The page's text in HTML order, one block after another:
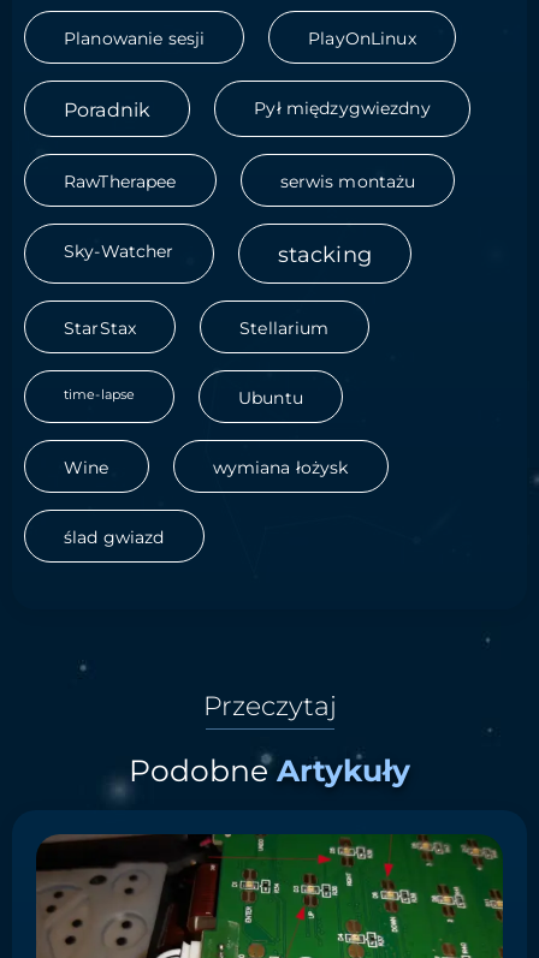
Planowanie sesji PlayOnLinux
Poradnik Pył międzygwiezdny
RawTherapee serwis montażu
Sky-Watcher stacking
StarStax Stellarium
time-lapse Ubuntu
Wine wymiana łożysk
ślad gwiazd
Przeczytaj
PodobneArtykuły